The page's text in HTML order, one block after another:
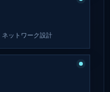
ットワーク設計